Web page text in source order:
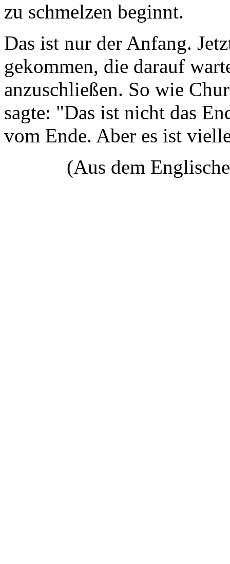
zu schmelzen beginnt.
Das ist nur der Anfang.
gekommen, die darauf
anzuschließen. So wie
sagte: "Das ist nicht das
vom Ende. Aber es ist
(Aus dem